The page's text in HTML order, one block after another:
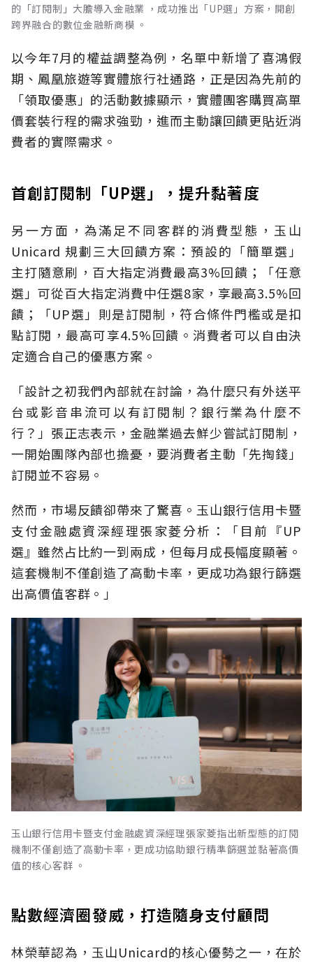
的「訂閱制」大膽導入金融業 ，成功推出「UP選」方案，開創
跨界融合的數位金融新商模 。
以今年7月的權益調整為例，名單中新增了喜鴻假
期、鳳凰旅遊等實體旅行社通路，正是因為先前的
「領取優惠」的活動數據顯示，實體團客購買高單
價套裝行程的需求強勁，進而主動讓回饋更貼近消
費者的實際需求。
首創訂閱制「UP選」，提升黏著度
另一方面，為滿足不同客群的消費型態，玉山
Unicard 規劃三大回饋方案：預設的「簡單選」
主打隨意刷，百大指定消費最高3%回饋；「任意
選」可從百大指定消費中任選8家，享最高3.5%回
饋；「UP選」則是訂閱制，符合條件門檻或是扣
點訂閱，最高可享4.5%回饋。消費者可以自由決
定適合自己的優惠方案。
「設計之初我們內部就在討論，為什麼只有外送平
台或影音串流可以有訂閱制？銀行業為什麼不
行？」張正志表示，金融業過去鮮少嘗試訂閱制，
一開始團隊內部也擔憂，要消費者主動「先掏錢」
訂閱並不容易。
然而，市場反饋卻帶來了驚喜。玉山銀行信用卡暨
支付金融處資深經理張家菱分析：「目前『UP
選』雖然占比約一到兩成，但每月成長幅度顯著。
這套機制不僅創造了高動卡率，更成功為銀行篩選
出高價值客群。」
玉山銀行信用卡暨支付金融處資深經理張家菱指出新型態的訂閱
機制不僅創造了高動卡率，更成功協助銀行精準篩選並黏著高價
值的核心客群 。
點數經濟圈發威，打造隨身支付顧問
林榮華認為，玉山Unicard的核心優勢之一，在於